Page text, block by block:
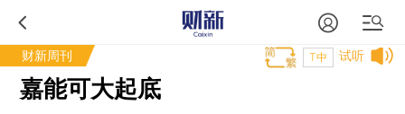
财新周刊 试听
T中
嘉能可大起底